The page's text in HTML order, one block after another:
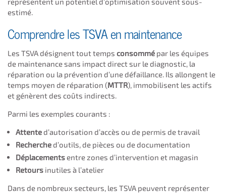
estimé.
Comprendre les TSVA en maintenance
Les TSVA désignent tout temps consommé par les équipes
de maintenance sans impact direct sur le diagnostic, la
réparation ou la prévention d’une défaillance. Ils allongent le
temps moyen de réparation (MTTR), immobilisent les actifs
et génèrent des coûts indirects.
Parmi les exemples courants :
Attented’autorisation d’accès ou de permis de travail
Recherched’outils, de pièces ou de documentation
Déplacementsentre zones d’intervention et magasin
Retours inutiles à l’atelier
Dans de nombreux secteurs, les TSVA peuvent représenter